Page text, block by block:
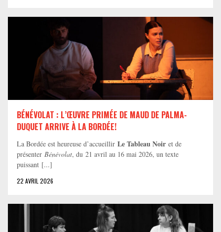
BÉNÉVOLAT : L’ŒUVRE PRIMÉE DE MAUD DE PALMA-
DUQUET ARRIVE À LA BORDÉE!
La Bordée est heureuse d’accueillir Le Tableau Noir et de
présenter Bénévolat, du 21 avril au 16 mai 2026, un texte
puissant [...]
22 AVRIL 2026